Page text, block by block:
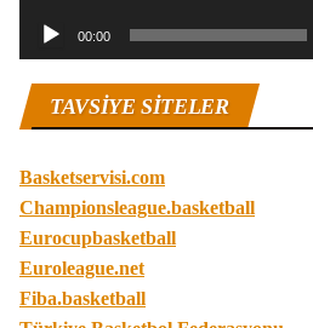
00:00
TAVSIYE SITELER
Basketservisi.com
Championsleague.basketball
Eurocupbasketball
Euroleague.net
Fiba.basketball